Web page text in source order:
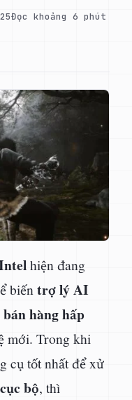
Đọc khoảng 6 phút
hiện đang
biến trợ lý AI
hàng hấp
mới. Trong khi
cụ tốt nhất để xử
bộ, thì